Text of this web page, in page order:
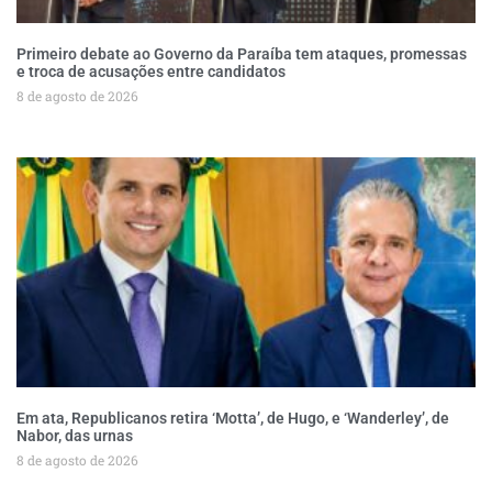
Primeiro debate ao Governo da Paraíba tem ataques, promessas
e troca de acusações entre candidatos
8 de agosto de 2026
Em ata, Republicanos retira ‘Motta’, de Hugo, e ‘Wanderley’, de
Nabor, das urnas
8 de agosto de 2026